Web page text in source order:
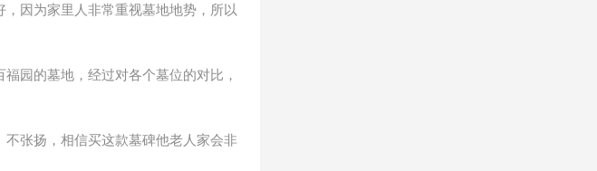
因为家里人非常重视墓地地势，所以
园的墓地，经过对各个墓位的对比，
张扬，相信买这款墓碑他老人家会非